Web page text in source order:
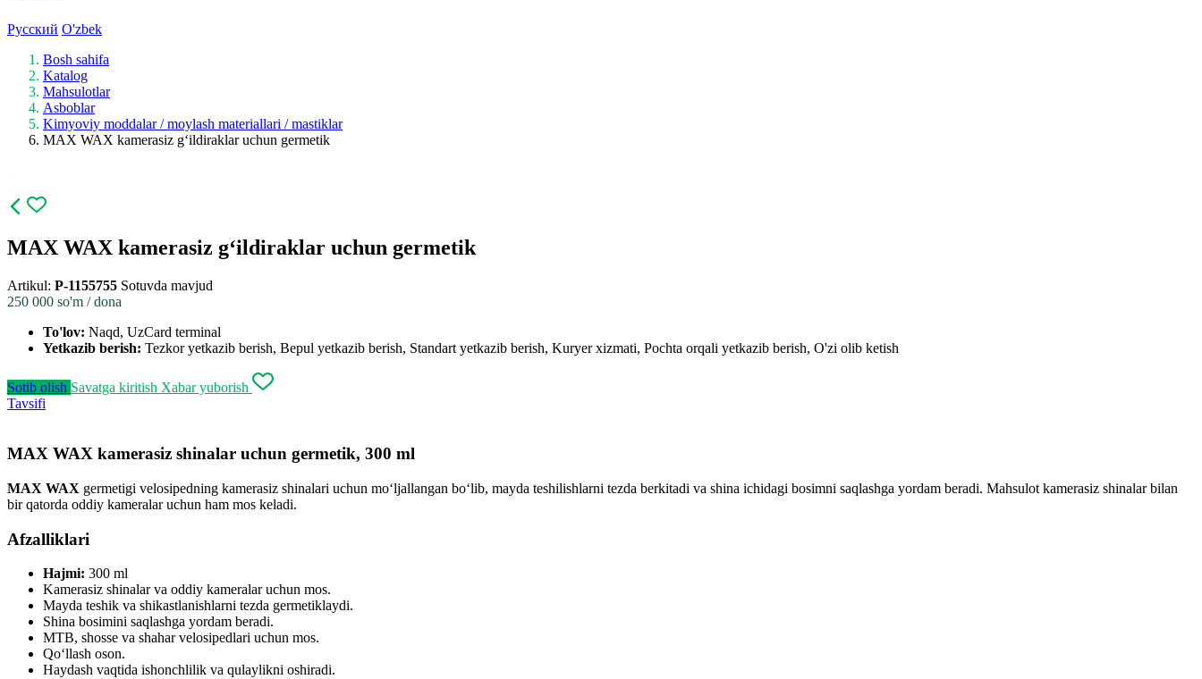
Русский O'zbek
Bosh sahifa
Katalog
Mahsulotlar
Asboblar
Kimyoviy moddalar / moylash materiallari / mastiklar
MAX WAX kamerasiz g‘ildiraklar uchun germetik
MAX WAX kamerasiz g‘ildiraklar uchun germetik
Artikul: P-1155755 Sotuvda mavjud
250 000 so'm / dona
To'lov: Naqd, UzCard terminal
Yetkazib berish: Tezkor yetkazib berish, Bepul yetkazib berish, Standart yetkazib berish, Kuryer xizmati, Pochta orqali yetkazib berish, O'zi olib ketish
Sotib olish Savatga kiritish Xabar yuborish
Tavsifi
MAX WAX kamerasiz shinalar uchun germetik, 300 ml
MAX WAX germetigi velosipedning kamerasiz shinalari uchun mo‘ljallangan bo‘lib, mayda teshilishlarni tezda berkitadi va shina ichidagi bosimni saqlashga yordam beradi. Mahsulot kamerasiz shinalar bilan
bir qatorda oddiy kameralar uchun ham mos keladi.
Afzalliklari
Hajmi: 300 ml
Kamerasiz shinalar va oddiy kameralar uchun mos.
Mayda teshik va shikastlanishlarni tezda germetiklaydi.
Shina bosimini saqlashga yordam beradi.
MTB, shosse va shahar velosipedlari uchun mos.
Qo‘llash oson.
Haydash vaqtida ishonchlilik va qulaylikni oshiradi.